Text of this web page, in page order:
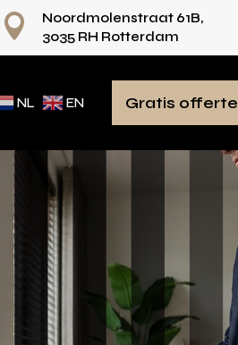
voor iedere ruimte

Noordmolenstraat 61B,
3035 RH Rotterdam
NL EN Gratis offerte